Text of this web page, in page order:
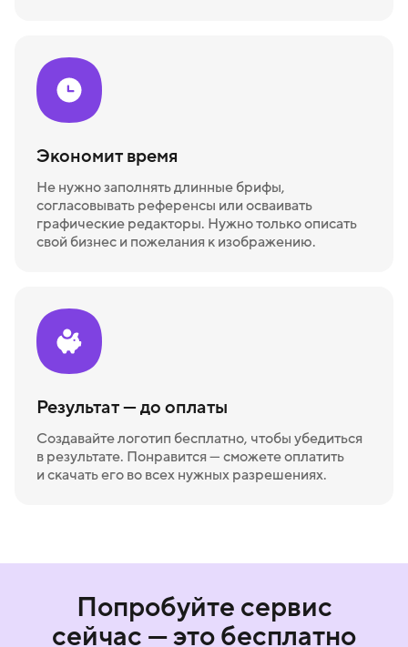
Экономит время
Не нужно заполнять длинные брифы,
согласовывать референсы или осваивать
графические редакторы. Нужно только описать
свой бизнес и пожелания к изображению.
Результат — до оплаты
Создавайте логотип бесплатно, чтобы убедиться
в результате. Понравится — сможете оплатить
и скачать его во всех нужных разрешениях.
Попробуйте сервис
сейчас — это бесплатно